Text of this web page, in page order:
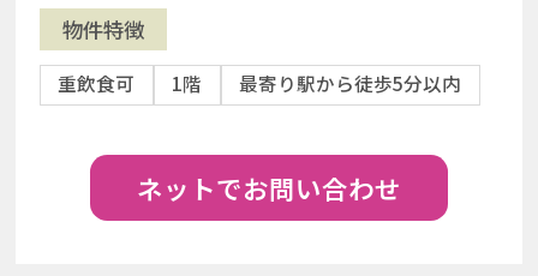
物件特徴
重飲食可 1階 最寄り駅から徒歩5分以内
ネットでお問い合わせ